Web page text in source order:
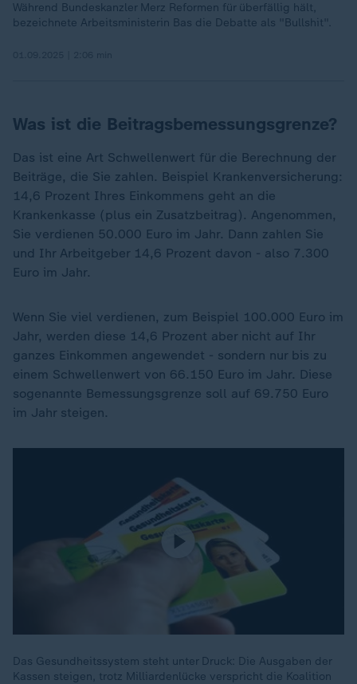
Während Bundeskanzler Merz Reformen für überfällig hält,
bezeichnete Arbeitsministerin Bas die Debatte als "Bullshit".
Was ist die Beitragsbemessungsgrenze?
Das ist eine Art Schwellenwert für die Berechnung der
Beiträge, die Sie zahlen. Beispiel Krankenversicherung:
14,6 Prozent Ihres Einkommens geht an die
Krankenkasse (plus ein Zusatzbeitrag). Angenommen,
Sie verdienen 50.000 Euro im Jahr. Dann zahlen Sie
und Ihr Arbeitgeber 14,6 Prozent davon - also 7.300
Euro im Jahr.
Wenn Sie viel verdienen, zum Beispiel 100.000 Euro im
Jahr, werden diese 14,6 Prozent aber nicht auf Ihr
ganzes Einkommen angewendet - sondern nur bis zu
einem Schwellenwert von 66.150 Euro im Jahr. Diese
sogenannte Bemessungsgrenze soll auf 69.750 Euro
im Jahr steigen.
Das Gesundheitssystem steht unter Druck: Die Ausgaben der
Kassen steigen, trotz Milliardenlücke verspricht die Koalition